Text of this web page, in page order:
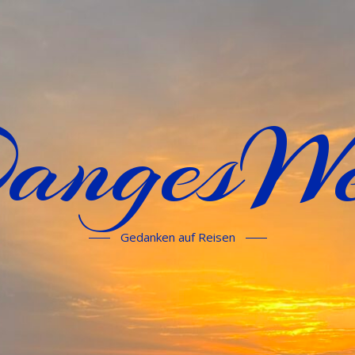
Gedanken auf Reisen